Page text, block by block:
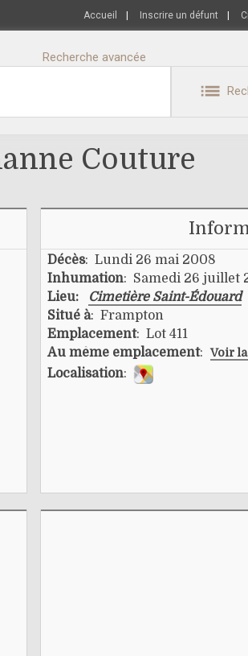
Accueil Inscrire un défunt
Recherche avancée
Couture
Décès: Lundi 26 mai 2008
Inhumation: Samedi 26 juillet
Lieu:
Cimetière Saint-Édouard
Situé à: Frampton
Emplacement: Lot 411
Au même emplacement: Voir
Localisation: